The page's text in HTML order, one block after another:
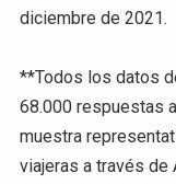
diciembre de 2021.
**Todos los datos
68.000 respuestas
muestra
viajeras a través de